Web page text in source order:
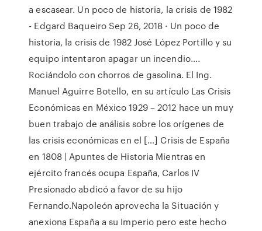
a escasear. Un poco de historia, la crisis de 1982
- Edgard Baqueiro Sep 26, 2018 · Un poco de
historia, la crisis de 1982 José López Portillo y su
equipo intentaron apagar un incendio….
Rociándolo con chorros de gasolina. El Ing.
Manuel Aguirre Botello, en su artículo Las Crisis
Económicas en México 1929 – 2012 hace un muy
buen trabajo de análisis sobre los orígenes de
las crisis económicas en el […] Crisis de España
en 1808 | Apuntes de Historia Mientras en
ejército francés ocupa España, Carlos IV
Presionado abdicó a favor de su hijo
Fernando.Napoleón aprovecha la Situación y
anexiona España a su Imperio pero este hecho